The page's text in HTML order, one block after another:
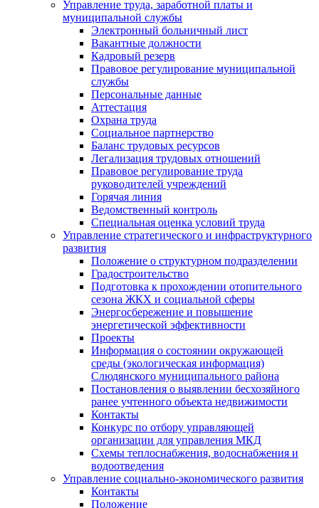
Управление труда, заработной платы и
муниципальной службы
Электронный больничный лист
Вакантные должности
Кадровый резерв
Правовое регулирование муниципальной
службы
Персональные данные
Аттестация
Охрана труда
Социальное партнерство
Баланс трудовых ресурсов
Легализация трудовых отношений
Правовое регулирование труда
руководителей учреждений
Горячая линия
Ведомственный контроль
Специальная оценка условий труда
Управление стратегического и инфраструктурного
развития
Положение о структурном подразделении
Градостроительство
Подготовка к прохождении отопительного
сезона ЖКХ и социальной сферы
Энергосбережение и повышение
энергетической эффективности
Проекты
Информация о состоянии окружающей
среды (экологическая информация)
Слюдянского муниципального района
Постановления о выявлении бесхозяйного
ранее учтенного объекта недвижимости
Контакты
Конкурс по отбору управляющей
организации для управления МКД
Схемы теплоснабжения, водоснабжения и
водоотведения
Управление социально-экономического развития
Контакты
Положение